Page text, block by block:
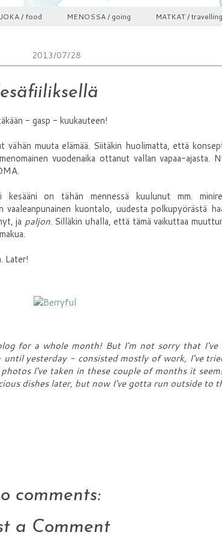
/ food MENOSSA / going MATKAT / travelling
2013/07/28
- gasp - kuukauteen!
muuta elämää. Siitäkin huolimatta, että
vuodenaika ottanut vallan vapaa-ajasta.
on tähän mennessä kuulunut mm.
kuontalo, uudesta polkupyörästä
ja paljon. Silläkin uhalla, että tämä vaikuttaa
Later!
for a whole month! But I'm not sorry that I've
yesterday - consisted mostly of work, I've
I've taken in these couple of months it
dishes later, but now I've gotta run outside to
comments:
a Comment